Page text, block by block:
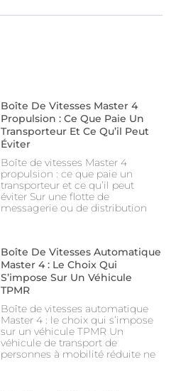
Boîte De Vitesses Master 4
Propulsion : Ce Que Paie Un
Transporteur Et Ce Qu’il Peut
Éviter
Boîte de vitesses Master 4
propulsion : ce que paie un
transporteur et ce qu’il peut
éviter Sur une flotte de
messagerie ou de distribution
Boîte De Vitesses Automatique
Master 4 : Le Choix Qui
S’impose Sur Un Véhicule
TPMR
Boîte de vitesses automatique
Master 4 : le choix qui s’impose
sur un véhicule TPMR Un
véhicule de transport de
personnes à mobilité réduite ne